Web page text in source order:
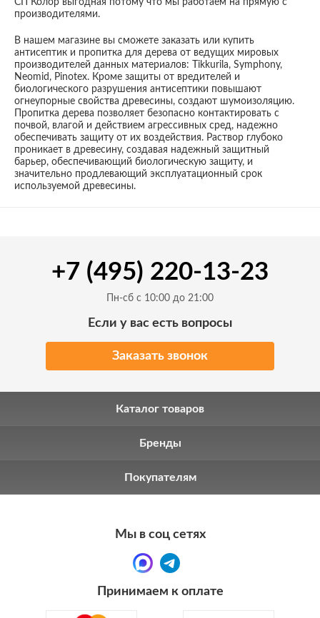
СП Колор выгодная потому что мы работаем на прямую с
производителями.
В нашем магазине вы сможете заказать или купить
антисептик и пропитка для дерева от ведущих мировых
производителей данных материалов: Tikkurila, Symphony,
Neomid, Pinotex. Кроме защиты от вредителей и
биологического разрушения антисептики повышают
огнеупорные свойства древесины, создают шумоизоляцию.
Пропитка дерева позволяет безопасно контактировать с
почвой, влагой и действием агрессивных сред, надежно
обеспечивать защиту от их воздействия. Раствор глубоко
проникает в древесину, создавая надежный защитный
барьер, обеспечивающий биологическую защиту, и
значительно продлевающий эксплуатационный срок
используемой древесины.
+7 (495) 220-13-23
Пн-сб с 10:00 до 21:00
Если у вас есть вопросы
Заказать звонок
Каталог товаров
Бренды
Покупателям
Мы в соц сетях
Принимаем к оплате